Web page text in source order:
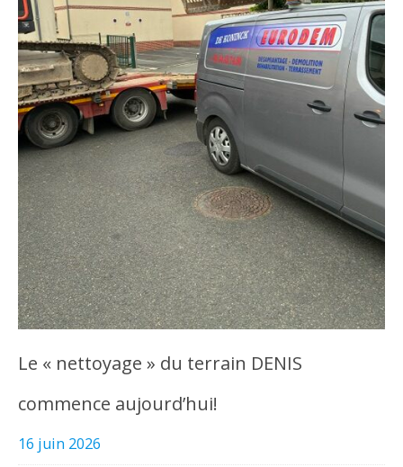
Le « nettoyage » du terrain DENIS
commence aujourd’hui!
16 juin 2026